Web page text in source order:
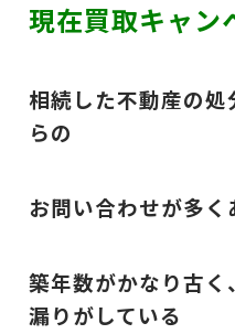
現在買取キャン
相続した不動産の
らの
お問い合わせが多く
築年数がかなり古
漏りがしている